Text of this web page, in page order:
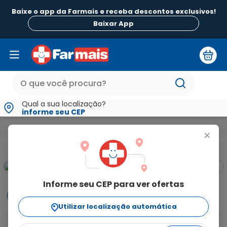
Baixe o app da Farmais e receba descontos exclusivos!
Baixar App
Qual a sua localização?
informe seu CEP
+
Informe seu CEP para ver ofertas
Utilizar localização automática
Informações
A Chupeta Lillo Extra Air Silicone Ortodôntico Tamanho